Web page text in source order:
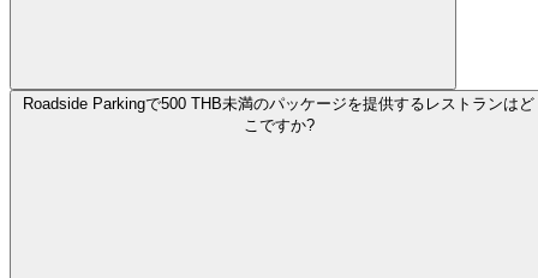
Roadside Parkingで500 THB未満のパッケージを提供するレストランはど
こですか?